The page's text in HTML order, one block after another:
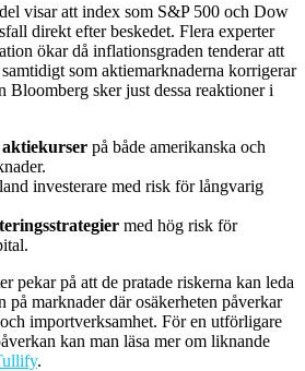
visar att index som S&P 500 och Dow
direkt efter beskedet. Flera experter
ökar då inflationsgraden tenderar att
som aktiemarknaderna korrigerar
Bloomberg sker just dessa reaktioner i
aktiekurser på både amerikanska och
investerare med risk för långvarig
med hög risk för
pekar på att de pratade riskerna kan leda
marknader där osäkerheten påverkar
importverksamhet. För en utförligare
kan man läsa mer om liknande
.